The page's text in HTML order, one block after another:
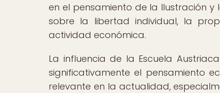
en el pensamiento de la Ilustración
sobre la libertad individual, la
actividad económica.
La influencia de la Escuela
significativamente el pensamiento
relevante en la actualidad,